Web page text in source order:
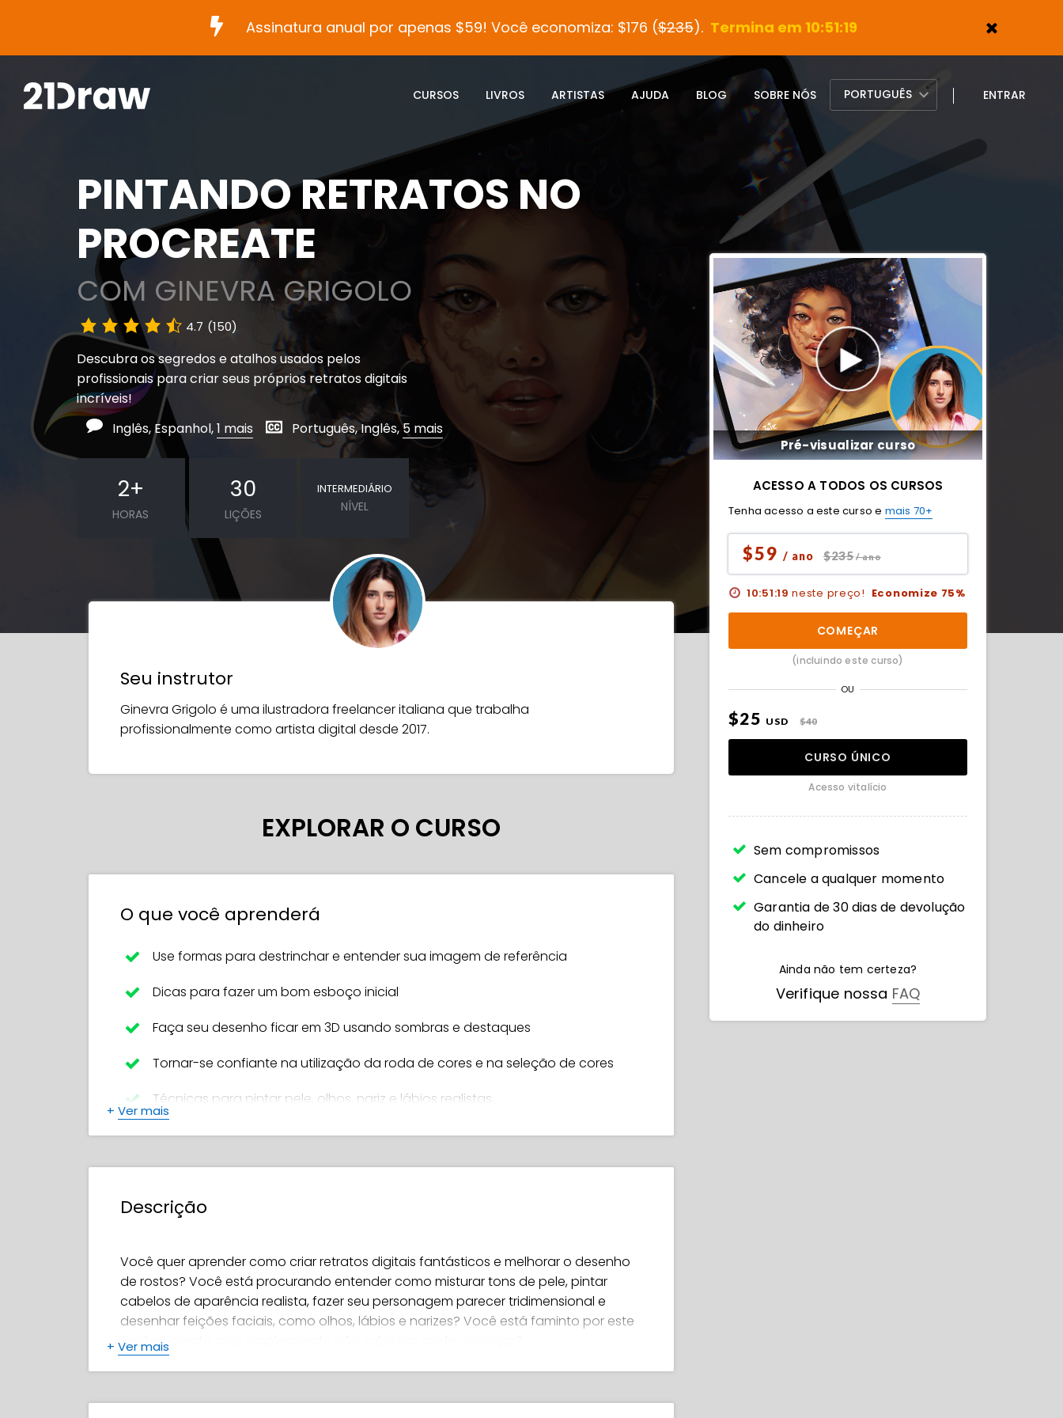
Assinatura anual por apenas $59! Você economiza: $176 ($235). Termina em 10:51:17
CURSOS LIVROS ARTISTAS AJUDA BLOG SOBRE NÓS PORTUGUÊS ENTRAR
PINTANDO RETRATOS NO
PROCREATE
COM GINEVRA GRIGOLO
4.7 (150)
Descubra os segredos e atalhos usados pelos
profissionais para criar seus próprios retratos digitais
incríveis!
Inglês, Espanhol,1 mais Português, Inglês,5 mais
2+
HORAS
30
LIÇÕES
INTERMEDIÁRIO
NÍVEL
Seu instrutor
Ginevra Grigolo é uma ilustradora freelancer italiana que trabalha
profissionalmente como artista digital desde 2017.
EXPLORAR O CURSO
O que você aprenderá
Use formas para destrinchar e entender sua imagem de referência
Dicas para fazer um bom esboço inicial
Faça seu desenho ficar em 3D usando sombras e destaques
Tornar-se confiante na utilização da roda de cores e na seleção de cores
Técnicas para pintar pele, olhos, nariz e lábios realistas
Pinte cabelos e sobrancelhas que parecem naturais
Acrescente vitalidade à sua pintura, evitando um visual monótono
Criar um retrato polido, bonito e sem linha de arte visível
+ Ver mais
Descrição
Você quer aprender como criar retratos digitais fantásticos e melhorar o desenho
de rostos? Você está procurando entender como misturar tons de pele, pintar
cabelos de aparência realista, fazer seu personagem parecer tridimensional e
desenhar feições faciais, como olhos, lábios e narizes? Você está faminto por este
conhecimento mas simplesmente não sabe por onde começar?
Se sim, então, este curso é 100% para você!! Bem-vindo ao 'Pintura de Retratos em
+ Ver mais
Pré-visualizar curso
ACESSO A TODOS OS CURSOS
Tenha acesso a este curso e mais 70+
$59 / ano $235/ ano
10:51:17 neste preço! Economize 75%
COMEÇAR
(incluindo este curso)
OU
$25 USD $40
CURSO ÚNICO
Acesso vitalício
Sem compromissos
Cancele a qualquer momento
Garantia de 30 dias de devolução
do dinheiro
Ainda não tem certeza?
Verifique nossa FAQ